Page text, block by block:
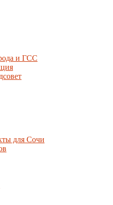
и ГСС
для Сочи